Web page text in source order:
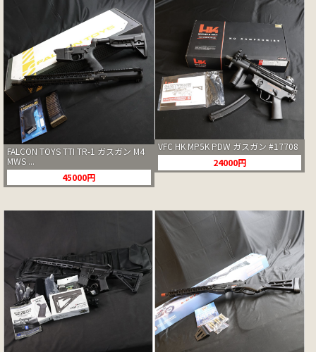
FALCON TOYS TTI TR-1 ガスガン M4
MWS ...
45000円
VFC HK MP5K PDW ガスガン #17708
24000円